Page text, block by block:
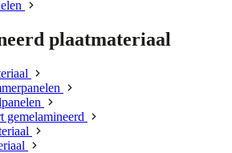
plaatmateriaal
gemelamineerd